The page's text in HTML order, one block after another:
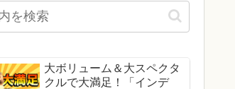
大ボリューム＆大スペクタ
クルで大満足！「インデ